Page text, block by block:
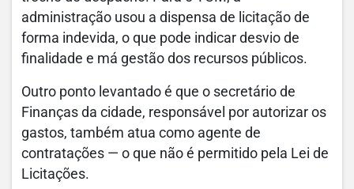
administração usou a dispensa de licitação de
forma indevida, o que pode indicar desvio de
finalidade e má gestão dos recursos públicos.
Outro ponto levantado é que o secretário de
Finanças da cidade, responsável por autorizar os
gastos, também atua como agente de
contratações — o que não é permitido pela Lei de
Licitações.